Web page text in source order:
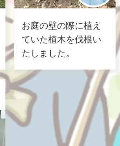
お庭の壁の際に植え
ていた植木を伐根い
たしました。